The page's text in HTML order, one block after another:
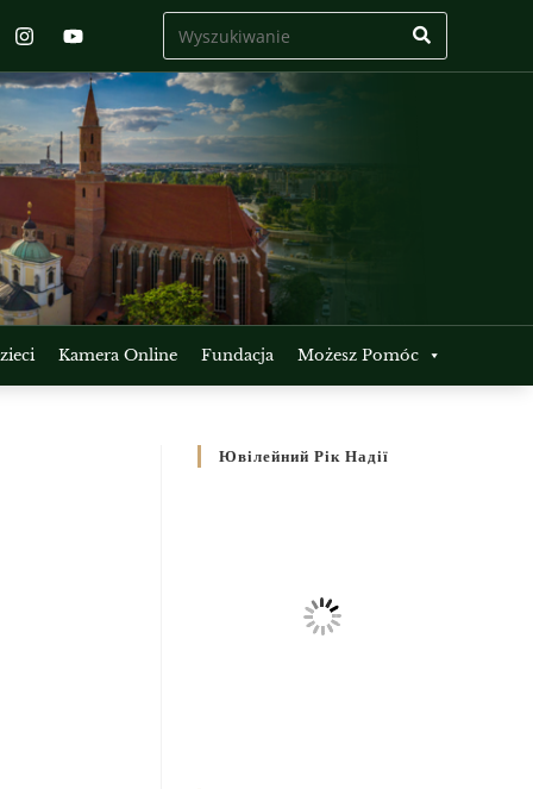
Kamera Online Fundacja Możesz Pomóc
Ювілейний Рік Надії